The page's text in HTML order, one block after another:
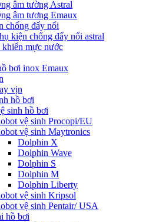
âm tường Astral
âm tương Emaux
chống đẩy nổi
kiện chống đẩy nổi astral
khiển mực nước
bơi inox Emaux
vịn
hồ bơi
sinh hồ bơi
vệ sinh Procopi/EU
vệ sinh Maytronics
Dolphin X
Dolphin Wave
Dolphin S
Dolphin M
Dolphin Liberty
vệ sinh Kripsol
vệ sinh Pentair/ USA
hồ bơi